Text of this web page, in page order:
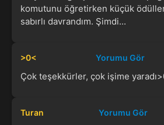
komutunu öğretirken küçük
sabırlı davrandım. Şimdi...
>0< Yorumu Gör
Çok teşekkürler, çok işime
Turan Yorumu Gör